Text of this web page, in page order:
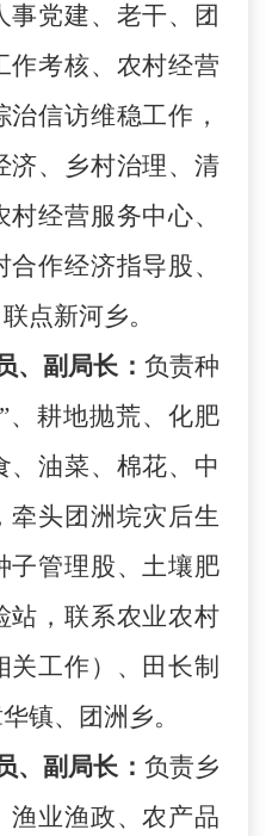
事党建、老干、团
作考核、农村经营
信访维稳工作，
济、乡村治理、清
经营服务中心、
作经济指导股、
点新河乡。
、副局长： 负责种
、耕地抛荒、化肥
、油菜、棉花、中
牵头团洲垸灾后生
子管理股、土壤肥
站，联系农业农村
工作）、田长制
镇、团洲乡。
、副局长： 负责乡
渔业渔政、农产品